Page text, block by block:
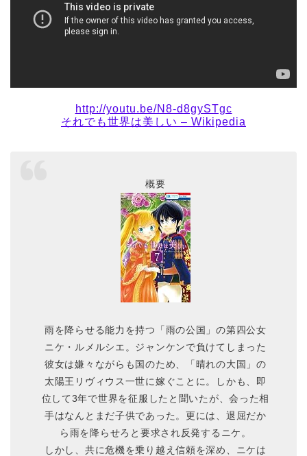
http://youtu.be/N8-d8gySTgc
それでも世界は美しい – Wikipedia
概要
雨を降らせる能力を持つ「雨の公国」の第四公女
ニケ・ルメルシエ。ジャンケンで負けてしまった
彼女は嫌々ながらも国のため、「晴れの大国」の
太陽王リヴィウス一世に嫁ぐことに。しかも、即
位して3年で世界を征服したと聞いたが、会った相
手はなんとまだ子供であった。更には、退屈だか
ら雨を降らせろと要求され反発するニケ。
しかし、共に危機を乗り越え信頼を深め、ニケは